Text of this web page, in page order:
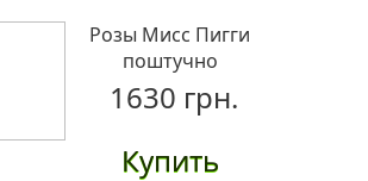
Розы Мисс Пигги
поштучно
1630 грн.
Купить